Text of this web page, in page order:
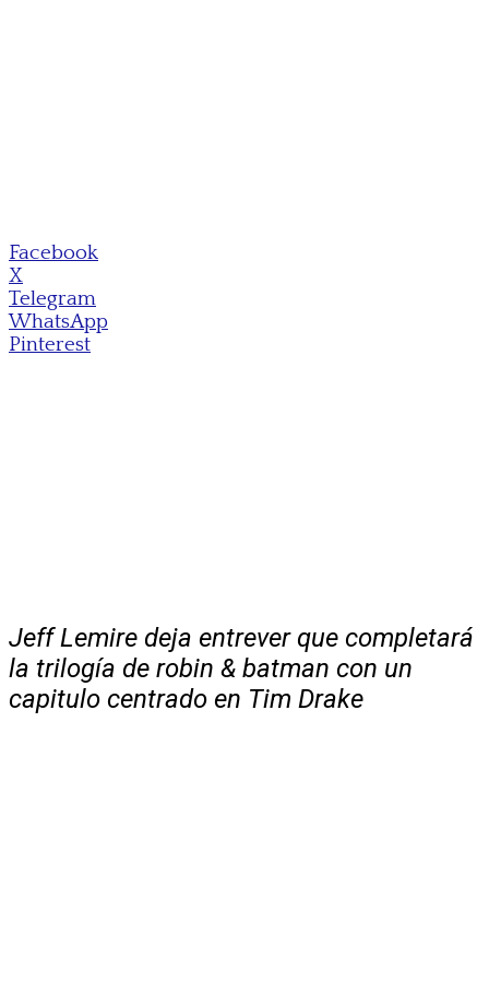
Facebook
X
Telegram
WhatsApp
Pinterest
Jeff Lemire deja entrever que completará
la trilogía de robin & batman con un
capitulo centrado en Tim Drake